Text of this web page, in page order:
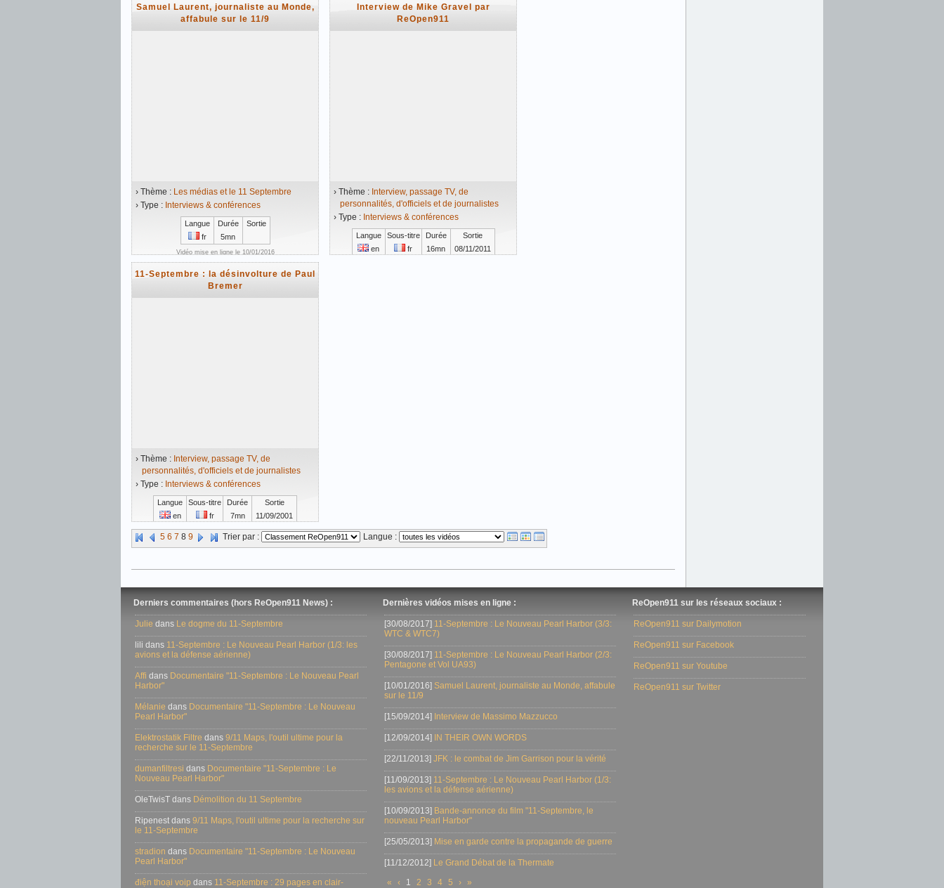
Samuel Laurent, journaliste au Monde,
affabule sur le 11/9
› Thème : Les médias et le 11 Septembre
› Type : Interviews & conférences
Langue Durée
Sortie
fr
5mn
Vidéo mise en ligne le 10/01/2016
Interview de Mike Gravel par
ReOpen911
› Thème : Interview, passage TV, de
personnalités, d'officiels et de journalistes
› Type : Interviews & conférences
Langue Sous-titre Durée
Sortie
en
fr 16mn 08/11/2011
11-Septembre : la désinvolture de Paul
Bremer
› Thème : Interview, passage TV, de
personnalités, d'officiels et de journalistes
› Type : Interviews & conférences
Langue Sous-titre Durée
Sortie
en
fr 7mn 11/09/2001
Vidéo mise en ligne le 11/09/2012
5 6 7 8 9 Trier par : Langue :
Derniers commentaires (hors ReOpen911 News) :
Julie dans Le dogme du 11-Septembre
lili dans 11-Septembre : Le Nouveau Pearl Harbor (1/3: les
avions et la défense aérienne)
Affi dans Documentaire "11-Septembre : Le Nouveau Pearl
Harbor"
Mélanie dans Documentaire "11-Septembre : Le Nouveau
Pearl Harbor"
Elektrostatik Filtre dans 9/11 Maps, l'outil ultime pour la
recherche sur le 11-Septembre
dumanfiltresi dans Documentaire "11-Septembre : Le
Nouveau Pearl Harbor"
OleTwisT dans Démolition du 11 Septembre
Ripenest dans 9/11 Maps, l'outil ultime pour la recherche sur
le 11-Septembre
stradion dans Documentaire "11-Septembre : Le Nouveau
Pearl Harbor"
điện thoại voip dans 11-Septembre : 29 pages en clair-
Dernières vidéos mises en ligne :
[30/08/2017] 11-Septembre : Le Nouveau Pearl Harbor (3/3:
WTC & WTC7)
[30/08/2017] 11-Septembre : Le Nouveau Pearl Harbor (2/3:
Pentagone et Vol UA93)
[10/01/2016] Samuel Laurent, journaliste au Monde, affabule
sur le 11/9
[15/09/2014] Interview de Massimo Mazzucco
[12/09/2014] IN THEIR OWN WORDS
[22/11/2013] JFK : le combat de Jim Garrison pour la vérité
[11/09/2013] 11-Septembre : Le Nouveau Pearl Harbor (1/3:
les avions et la défense aérienne)
[10/09/2013] Bande-annonce du film "11-Septembre, le
nouveau Pearl Harbor"
[25/05/2013] Mise en garde contre la propagande de guerre
[11/12/2012] Le Grand Débat de la Thermate
«
‹ 1 2 3 4 5 › »
ReOpen911 sur les réseaux sociaux :
ReOpen911 sur Dailymotion
ReOpen911 sur Facebook
ReOpen911 sur Youtube
ReOpen911 sur Twitter